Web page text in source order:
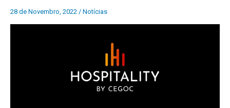
28 de Novembro, 2022 / Notícias